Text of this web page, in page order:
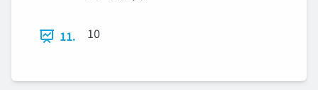
11. 10